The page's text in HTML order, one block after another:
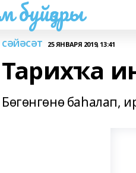
СӘЙӘСӘТ 25 ЯНВАРЯ 2019, 13:41
Тарихҡа
Бөгөнгөнө баһалап,